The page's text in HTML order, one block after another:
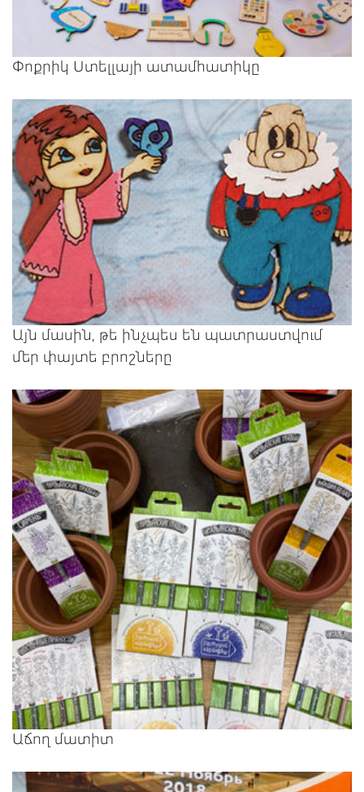
Փոքրիկ Ստելլայի ատամհատիկը
Այն մասին, թե ինչպես են պատրաստվում
մեր փայտե բրոշները
Աճող մատիտ